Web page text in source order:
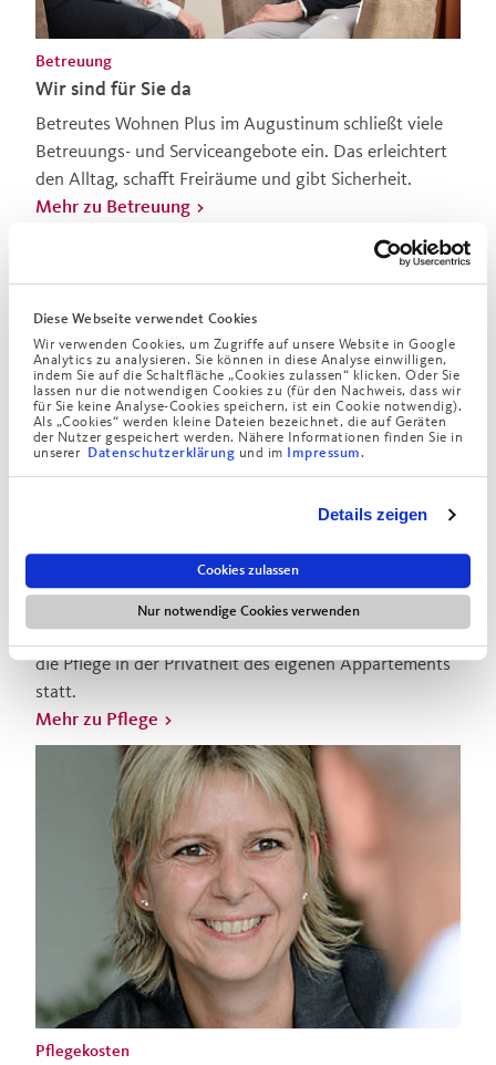
Diese Webseite verwendet Cookies
Wir verwenden Cookies, um Zugriffe auf unsere Website in Google
Analytics zu analysieren. Sie können in diese Analyse einwilligen,
indem Sie auf die Schaltfläche „Cookies zulassen“ klicken. Oder Sie
lassen nur die notwendigen Cookies zu (für den Nachweis, dass wir
für Sie keine Analyse-Cookies speichern, ist ein Cookie notwendig).
Als „Cookies“ werden kleine Dateien bezeichnet, die auf Geräten
der Nutzer gespeichert werden. Nähere Informationen finden Sie in
unserer Datenschutzerklärung und im Impressum.
Details zeigen
Cookies zulassen
Nur notwendige Cookies verwenden
Wir sind für Sie da
Betreuung
Betreutes Wohnen Plus im Augustinum schließt viele
Betreuungs- und Serviceangebote ein. Das erleichtert
den Alltag, schafft Freiräume und gibt Sicherheit.
Mehr zu Betreuung
Pflege im eigenen Appartement
Egal bei welchem Pflegegrad: Im Augustinum findet
die Pflege in der Privatheit des eigenen Appartements
statt.
Mehr zu Pflege
Pflegekosten